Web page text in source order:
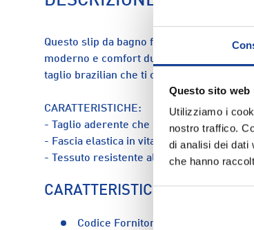
Questo sito
Utilizziamo i
nostro traffico.
di analisi dei dati
che hanno
Questo slip da bagno firmato Calvin Klein
moderno e comfort durante le attività
taglio brazilian che ti consente di
CARATTERISTICHE:
- Taglio aderente che garantisce libertà di
- Fascia elastica in vita con logo del brand
- Tessuto resistente all'acqua e rapido
CARATTERISTICHE
Codice Fornitore: